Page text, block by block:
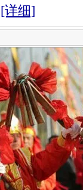
[详细]